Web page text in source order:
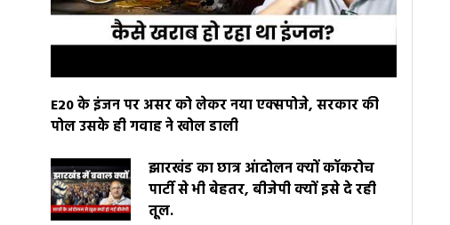
E20 के इंजन पर असर को लेकर नया एक्सपोजे, सरकार की
पोल उसके ही गवाह ने खोल डाली
झारखंड का छात्र आंदोलन क्यों कॉकरोच
पार्टी से भी बेहतर, बीजेपी क्यों इसे दे रही
तूल.